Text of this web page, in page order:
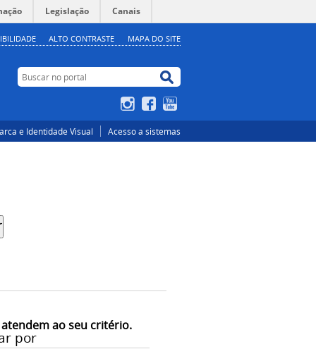
Legislação Canais
ALTO CONTRASTE MAPA DO SITE
Buscar no portal
Buscar no portal
InstagramFacebook
e Identidade Visual Acesso a sistemas
ao seu critério.
por